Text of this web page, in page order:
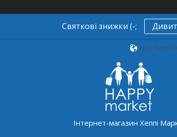
Святкові знижки (-;
вул.
Інтернет-магазин Хеппі